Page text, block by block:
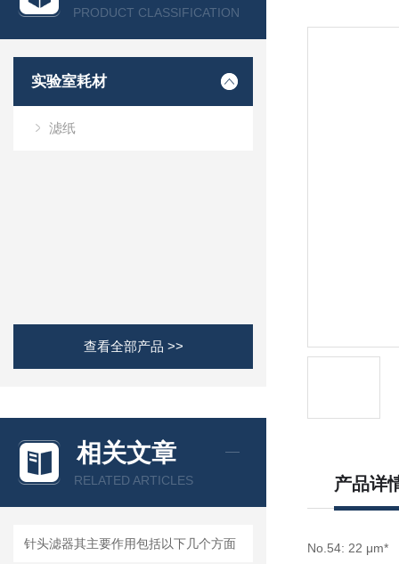
PRODUCT CLASSIFICATION
实验室耗材
滤纸
查看全部产品 >>
相关文章
RELATED ARTICLES
针头滤器其主要作用包括以下几个方面
产品详
No.54: 22 μm*